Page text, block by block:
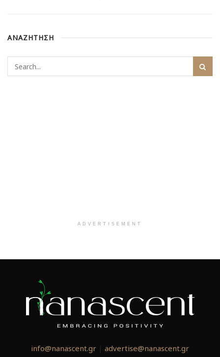
ΑΝΑΖΗΤΗΣΗ
ADVERTISEMENT
info@nanascent.gr | advertise@nanascent.gr